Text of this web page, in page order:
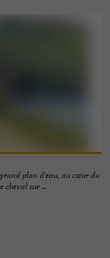
plan d'eau, au cœur du
sur ...